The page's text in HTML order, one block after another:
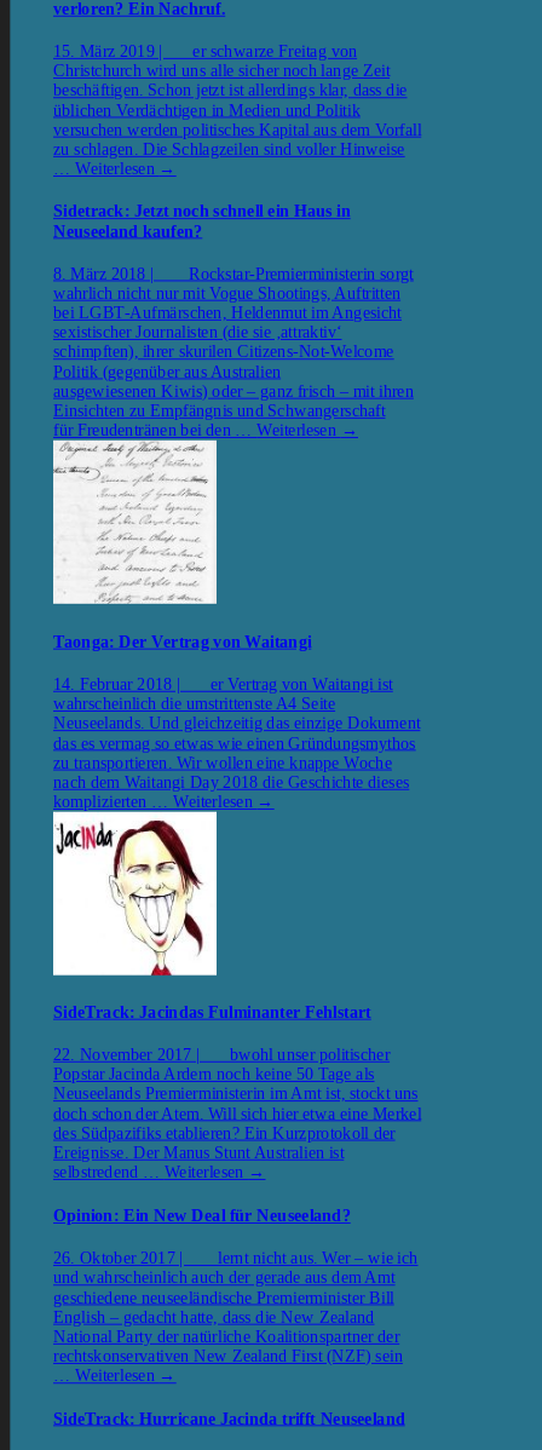
verloren? Ein Nachruf.
15. März 2019 | er schwarze Freitag von
Christchurch wird uns alle sicher noch lange Zeit
beschäftigen. Schon jetzt ist allerdings klar, dass die
üblichen Verdächtigen in Medien und Politik
versuchen werden politisches Kapital aus dem Vorfall
zu schlagen. Die Schlagzeilen sind voller Hinweise
Weiterlesen →
Sidetrack: Jetzt noch schnell ein Haus in
Neuseeland kaufen?
8. März 2018 | Rockstar-Premierministerin sorgt
wahrlich nicht nur mit Vogue Shootings, Auftritten
bei LGBT-Aufmärschen, Heldenmut im Angesicht
sexistischer Journalisten (die sie ‚attraktiv‘
schimpften), ihrer skurilen Citizens-Not-Welcome
Politik (gegenüber aus Australien
ausgewiesenen Kiwis) oder – ganz frisch – mit ihren
Einsichten zu Empfängnis und Schwangerschaft
für Freudentränen bei den …Weiterlesen →
Taonga: Der Vertrag von Waitangi
14. Februar 2018 | er Vertrag von Waitangi ist
wahrscheinlich die umstrittenste A4 Seite
Neuseelands. Und gleichzeitig das einzige Dokument
das es vermag so etwas wie einen Gründungsmythos
zu transportieren. Wir wollen eine knappe Woche
nach dem Waitangi Day 2018 die Geschichte dieses
komplizierten … Weiterlesen →
SideTrack: Jacindas Fulminanter Fehlstart
22. November 2017 | bwohl unser politischer
Popstar Jacinda Ardern noch keine 50 Tage als
Neuseelands Premierministerin im Amt ist, stockt uns
doch schon der Atem. Will sich hier etwa eine Merkel
des Südpazifiks etablieren? Ein Kurzprotokoll der
Ereignisse. Der Manus Stunt Australien ist
selbstredend … Weiterlesen →
Opinion: Ein New Deal für Neuseeland?
26. Oktober 2017 | lernt nicht aus. Wer – wie ich
und wahrscheinlich auch der gerade aus dem Amt
geschiedene neuseeländische Premierminister Bill
English – gedacht hatte, dass die New Zealand
National Party der natürliche Koalitionspartner der
rechtskonservativen New Zealand First (NZF) sein
… Weiterlesen →
SideTrack: Hurricane Jacinda trifft Neuseeland